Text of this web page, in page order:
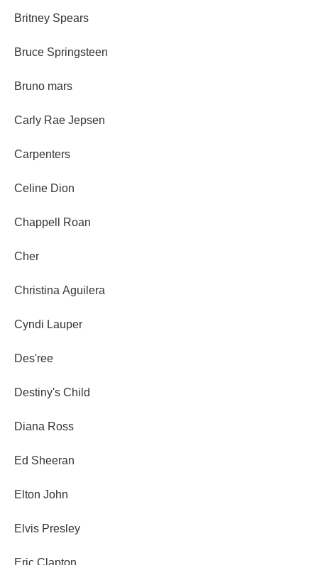
Britney Spears
Bruce Springsteen
Bruno mars
Carly Rae Jepsen
Carpenters
Celine Dion
Chappell Roan
Cher
Christina Aguilera
Cyndi Lauper
Des'ree
Destiny's Child
Diana Ross
Ed Sheeran
Elton John
Elvis Presley
Eric Clapton